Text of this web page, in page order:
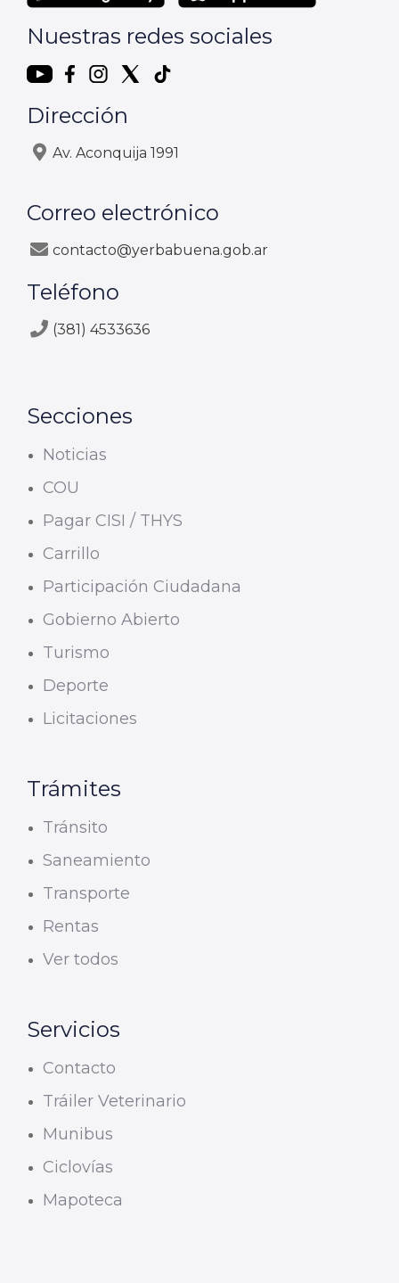
Nuestras redes sociales
Dirección
Av. Aconquija 1991
Correo electrónico
contacto@yerbabuena.gob.ar
Teléfono
(381) 4533636
Secciones
Noticias
COU
Pagar CISI / THYS
Carrillo
Participación Ciudadana
Gobierno Abierto
Turismo
Deporte
Licitaciones
Trámites
Tránsito
Saneamiento
Transporte
Rentas
Ver todos
Servicios
Contacto
Tráiler Veterinario
Munibus
Ciclovías
Mapoteca